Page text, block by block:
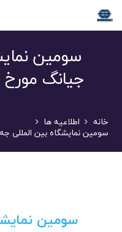
سومین
جیانگ مورخ ۲۰ لغایت ۲۳ نوامبر
خانه اطلاعیه ها
سومین نمایشگاه بین المللی جه جیانگ
سومین